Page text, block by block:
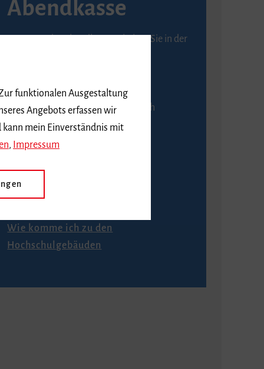
Abendkasse
Karten an der Abendkasse erhalten Sie in der
An der Abendkasse ist ausschließlich
Barzahlung möglich.
Anfahrt
Wie komme ich zu den
Hochschulgebäuden
funktionalen Ausgestaltung
Angebots erfassen wir
kann mein Einverständnis mit
Impressum